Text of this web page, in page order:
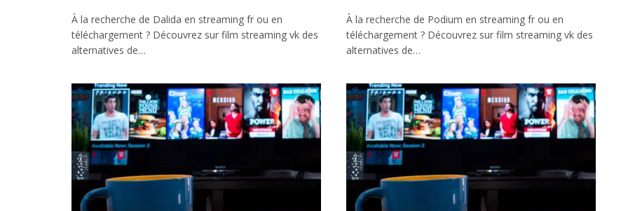
À la recherche de Dalida en streaming fr ou en
téléchargement ? Découvrez sur film streaming vk des
alternatives de…
À la recherche de Podium en streaming fr ou en
téléchargement ? Découvrez sur film streaming vk des
alternatives de…